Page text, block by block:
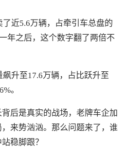
近5.6万辆，占牵引车总盘的
年之后，这个数字翻了两倍不
升至17.6万辆，占比跃升至
。
后是真实的战场，老牌车企加
来势汹汹。那么问题来了，谁
稳脚跟？